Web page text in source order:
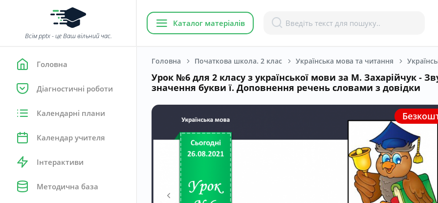
Всім pptx - це Ваш вільний час.
Головна
Діагностичні роботи
Календарні плани
Календар учителя
Інтерактиви
Методична база
Каталог матеріалів
Головна Початкова школа. 2 клас Українська мова та читання
Урок №6 для 2 класу з української мови за М. Захарійчук -
значення букви ї. Доповнення речень словами з довідки